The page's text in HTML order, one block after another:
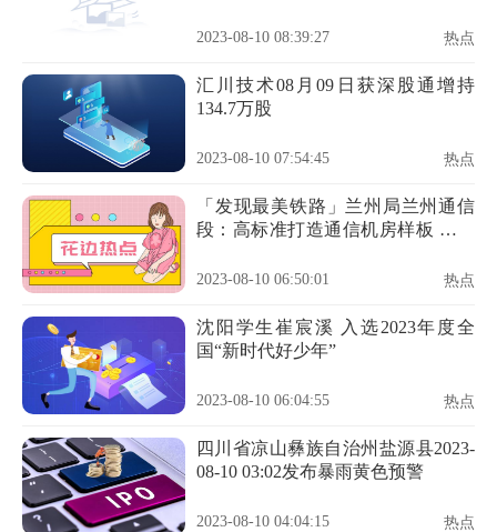
2023-08-10 08:39:27 热点
汇川技术08月09日获深股通增持
134.7万股
2023-08-10 07:54:45 热点
「发现最美铁路」兰州局兰州通信
段：高标准打造通信机房样板 全方
2023-08-10 06:50:01 热点
沈阳学生崔宸溪 入选2023年度全
国“新时代好少年”
2023-08-10 06:04:55 热点
四川省凉山彝族自治州盐源县2023-
08-10 03:02发布暴雨黄色预警
2023-08-10 04:04:15 热点